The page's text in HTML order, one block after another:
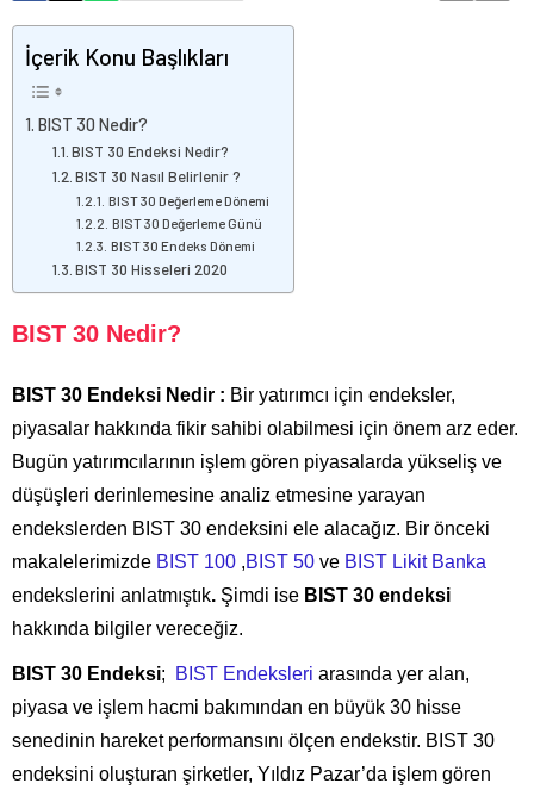
İçerik Konu Başlıkları
BIST 30 Nedir?
BIST 30 Endeksi Nedir?
BIST 30 Nasıl Belirlenir ?
BIST 30 Değerleme Dönemi
BIST 30 Değerleme Günü
BIST 30 Endeks Dönemi
BIST 30 Hisseleri 2020
BIST 30 Nedir?
BIST 30 Endeksi Nedir : Bir yatırımcı için endeksler,
piyasalar hakkında fikir sahibi olabilmesi için önem arz eder.
Bugün yatırımcılarının işlem gören piyasalarda yükseliş ve
düşüşleri derinlemesine analiz etmesine yarayan
endekslerden BIST 30 endeksini ele alacağız. Bir önceki
makalelerimizde BIST 100 ,BIST 50 ve BIST Likit Banka
endekslerini anlatmıştık. Şimdi ise BIST 30 endeksi
hakkında bilgiler vereceğiz.
BIST 30 Endeksi; BIST Endeksleri arasında yer alan,
piyasa ve işlem hacmi bakımından en büyük 30 hisse
senedinin hareket performansını ölçen endekstir. BIST 30
endeksini oluşturan şirketler, Yıldız Pazar’da işlem gören